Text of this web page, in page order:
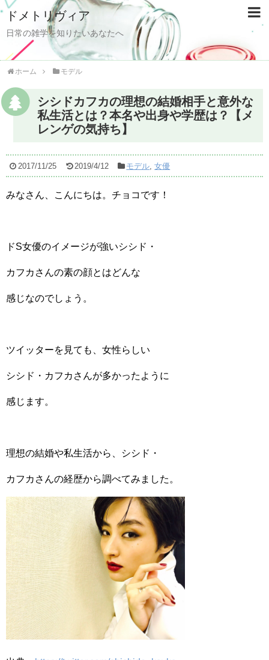
ドメトリヴィア
日常の雑学を知りたいあなたへ
ホーム モデル
シシドカフカの理想の結婚相手と意外な
私生活とは？本名や出身や学歴は？【メ
レンゲの気持ち】
2017/11/25 2019/4/12 モデル,女優
みなさん、こんにちは。チョコです！
ドS女優のイメージが強いシシド・
カフカさんの素の顔とはどんな
感じなのでしょう。
ツイッターを見ても、女性らしい
シシド・カフカさんが多かったように
感じます。
理想の結婚や私生活から、シシド・
カフカさんの経歴から調べてみました。